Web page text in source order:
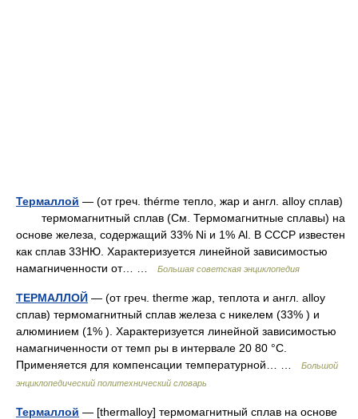
Термаллой — (от греч. thérme тепло, жар и англ. alloy сплав)
термомагнитный сплав (См. Термомагнитные сплавы) на
основе железа, содержащий 33% Ni и 1% Al. В СССР известен
как сплав 33НЮ. Характеризуется линейной зависимостью
намагниченности от… …
Большая советская энциклопедия
ТЕРМАЛЛОЙ — (от греч. therme жар, теплота и англ. alloy
сплав) термомагнитный сплав железа с никелем (33% ) и
алюминием (1% ). Характеризуется линейной зависимостью
намагниченности от темп ры в интервале 20 80 °С.
Применяется для компенсации температурной… …
Большой
энциклопедический политехнический словарь
Термаллой — [thermalloy] термомагнитный сплав на основе